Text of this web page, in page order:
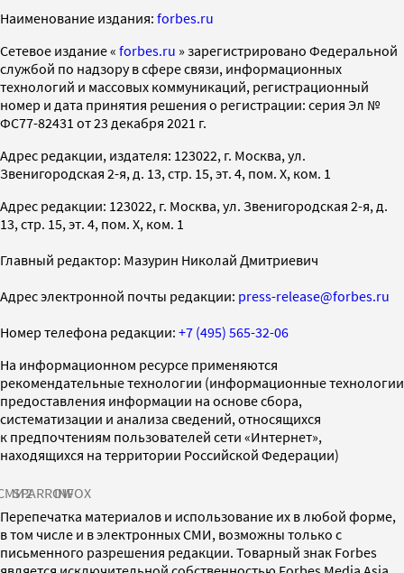
Наименование издания: forbes.ru
Cетевое издание « forbes.ru » зарегистрировано Федеральной
службой по надзору в сфере связи, информационных
технологий и массовых коммуникаций, регистрационный
номер и дата принятия решения о регистрации: серия Эл №
ФС77-82431 от 23 декабря 2021 г.
Адрес редакции, издателя: 123022, г. Москва, ул.
Звенигородская 2-я, д. 13, стр. 15, эт. 4, пом. X, ком. 1
Адрес редакции: 123022, г. Москва, ул. Звенигородская 2-я, д.
13, стр. 15, эт. 4, пом. X, ком. 1
Главный редактор: Мазурин Николай Дмитриевич
Адрес электронной почты редакции: press-release@forbes.ru
Номер телефона редакции: +7 (495) 565-32-06
На информационном ресурсе применяются
рекомендательные технологии (информационные технологии
предоставления информации на основе сбора,
систематизации и анализа сведений, относящихся
к предпочтениям пользователей сети «Интернет»,
находящихся на территории Российской Федерации)
SPARROWINFOX
Перепечатка материалов и использование их в любой форме,
в том числе и в электронных СМИ, возможны только с
письменного разрешения редакции. Товарный знак Forbes